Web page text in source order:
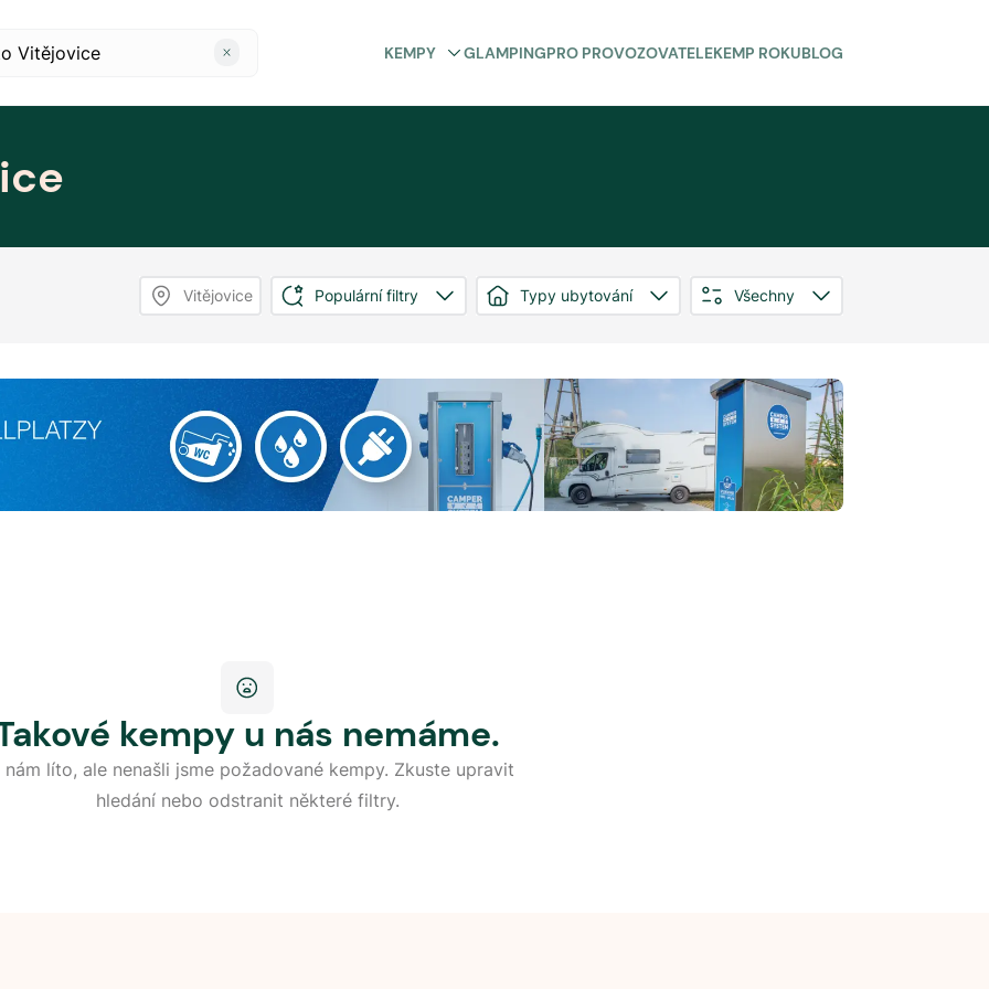
KEMPY GLAMPINGPRO PROVOZOVATELEKEMP ROKUBLOG
Vitějovice Populární filtry Typy ubytování Všechny
kempy u nás nemáme.
nám líto, ale nenašli jsme požadované kempy. Zkuste upravit
hledání nebo odstranit některé filtry.